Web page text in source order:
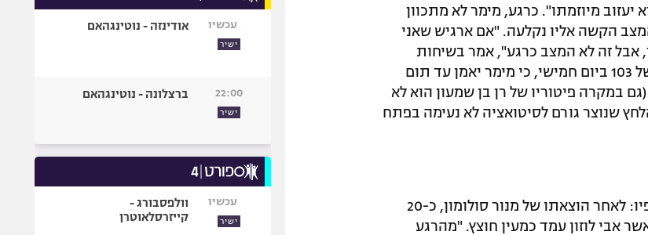
מיוזמתו". כרגע, מימר לא מתכוון
הקשה אליו נקלעה. "אם ארגיש שאני
אבל זה לא המצב כרגע", אמר בשיחות
סגורות. שינו זוארץ, כבר הצהיר בתוכנית הספורט של 103 ביום חמישי, כי מימר יאמן עד תום
במקרה פיטוריו של רן בן שמעון הוא לא
שנוצר גורם לסיטואציה לא נעימה בפתח
הבעיה של המאמן, קשורה גם בהתנהגות הקהל כלפיו: לאחר הוצאתו של מנור סולומון, כ-20
אבי לוזון עמד כמעין חוצץ. "מהרגע
עכשיו
ישיר
אודינזה - נוטינגהאם
22:00
ישיר
ברצלונה - נוטינגהאם
עכשיו
ישיר
וולפסבורג -
קייזרסלאוטרן